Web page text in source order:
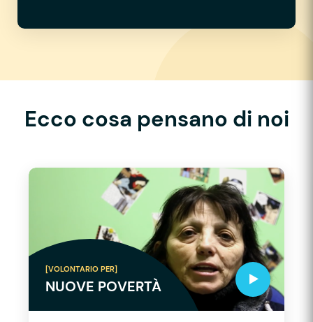
Ecco cosa pensano di noi
[VOLONTARIO PER]
NUOVE POVERTÀ